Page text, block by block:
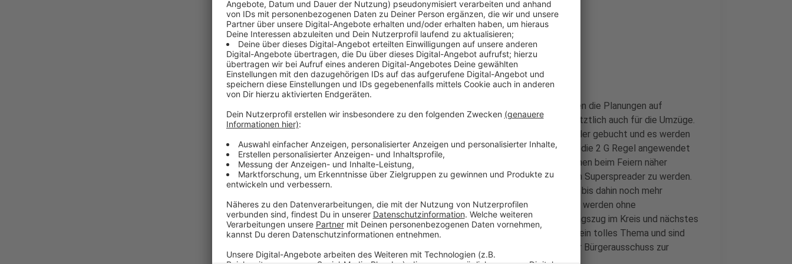
Planungen auf Hochtouren
Anzeige
Die Narren von Bocholt bis Gronau wollen feiern und deshalb laufen die Planungen auf
Hochtouren. Für die Proklamationen, Gala- und Büttabende und letztlich auch für die Umzüge.
Da finden Gespräche mit Ordnungsämtern statt, da werden Künstler gebucht und es werden
Regeln aufgestellt. Bei Saalveranstaltungen soll bei den Meisten die 2 G Regel angewendet
werden - also geimpft oder genesen. Denn: Wenn sich die Menschen beim Feiern näher
kommen, möchte kein Veranstalter gerne ein Risiko eingehen, zum Superspreader zu werden.
Was die Karnevalszüge angeht, hoffen die Karnevalsvereine, dass bis dahin noch mehr
Normalität herrscht und die Züge unter freiem Himmel genehmigt werden ohne
Zuschauerbeschränkungen. Bocholt hat den größten Rosenmontagszug im Kreis und nächstes
Jahr 800 jähriges Stadtjubiläum. Da haben die Wagenbauer schon ein tolles Thema und sind
bereits damit angefangen ihre Wagen fertig zu stellen, hat mir der Bürgerausschuss zur
Förderung des Bocholter Karnevals gesagt.